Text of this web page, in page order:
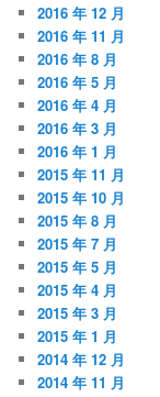
2016 年 12 月
2016 年 11 月
2016 年 8 月
2016 年 5 月
2016 年 4 月
2016 年 3 月
2016 年 1 月
2015 年 11 月
2015 年 10 月
2015 年 8 月
2015 年 7 月
2015 年 5 月
2015 年 4 月
2015 年 3 月
2015 年 1 月
2014 年 12 月
2014 年 11 月